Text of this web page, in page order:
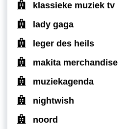
klassieke muziek tv
lady gaga
leger des heils
makita merchandise
muziekagenda
nightwish
noord